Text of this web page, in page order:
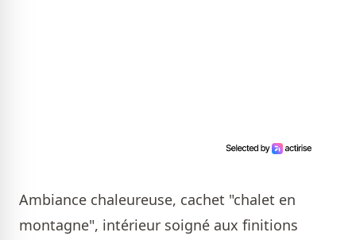
Ambiance chaleureuse, cachet "chalet en
montagne", intérieur soigné aux finitions